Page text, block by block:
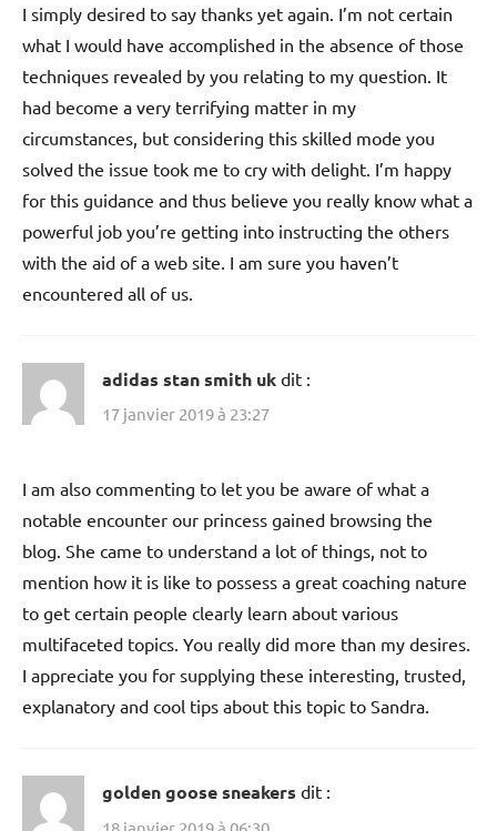
I simply desired to say thanks yet again. I’m not certain
what I would have accomplished in the absence of those
techniques revealed by you relating to my question. It
had become a very terrifying matter in my
circumstances, but considering this skilled mode you
solved the issue took me to cry with delight. I’m happy
for this guidance and thus believe you really know what a
powerful job you’re getting into instructing the others
with the aid of a web site. I am sure you haven’t
encountered all of us.
adidas stan smith uk dit :
17 janvier 2019 à 23:27
I am also commenting to let you be aware of what a
notable encounter our princess gained browsing the
blog. She came to understand a lot of things, not to
mention how it is like to possess a great coaching nature
to get certain people clearly learn about various
multifaceted topics. You really did more than my desires.
I appreciate you for supplying these interesting, trusted,
explanatory and cool tips about this topic to Sandra.
golden goose sneakers dit :
18 janvier 2019 à 06:30